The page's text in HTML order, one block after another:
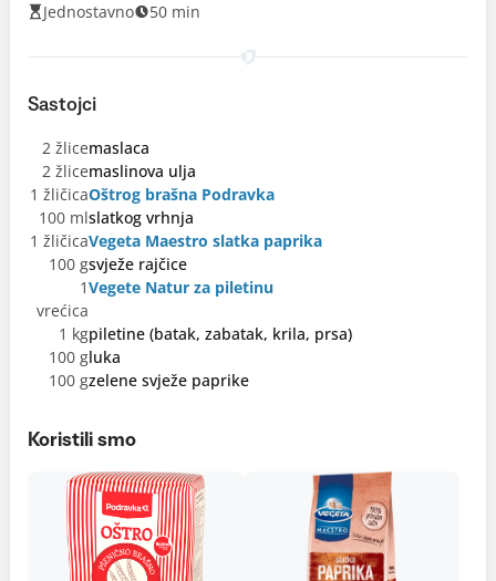
Jednostavno
50 min
Sastojci
2 žlicemaslaca
2 žlicemaslinova ulja
1 žličicaOštrog brašna Podravka
100 mlslatkog vrhnja
1 žličicaVegeta Maestro slatka paprika
100 gsvježe rajčice
1
vrećica
Vegete Natur za piletinu
1 kgpiletine (batak, zabatak, krila, prsa)
100 gluka
100 gzelene svježe paprike
Koristili smo